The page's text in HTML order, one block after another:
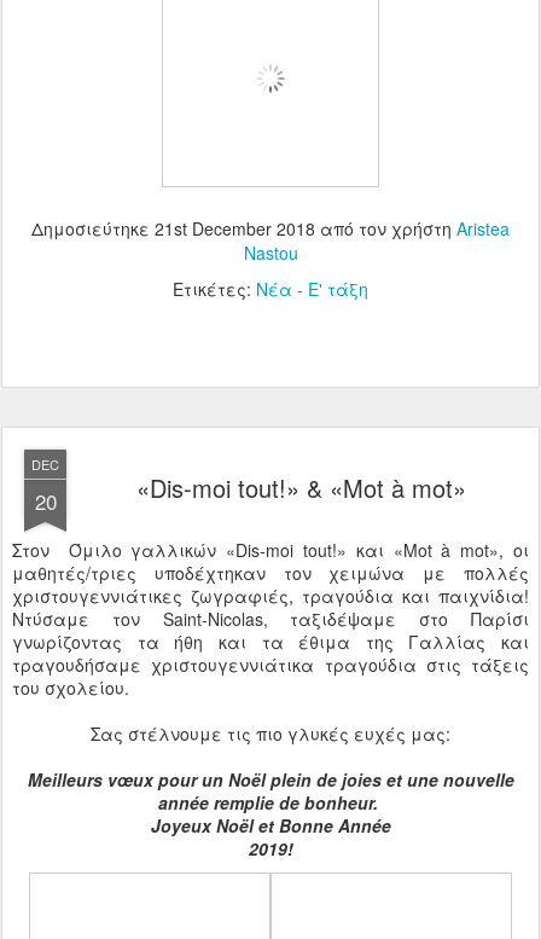
Δημοσιεύτηκε 21st December 2018 από τον χρήστη Aristea
Nastou
Ετικέτες: Νέα - Ε' τάξη
DEC
20 «Dis-moi tout!» & «Mot à mot»
Στον Όμιλο γαλλικών «Dis-moi tout!» και «Mot à mot», οι
μαθητές/τριες υποδέχτηκαν τον χειμώνα με πολλές
χριστουγεννιάτικες ζωγραφιές, τραγούδια και παιχνίδια!
Ντύσαμε τον Saint-Nicolas, ταξιδέψαμε στο Παρίσι
γνωρίζοντας τα ήθη και τα έθιμα της Γαλλίας και
τραγουδήσαμε χριστουγεννιάτικα τραγούδια στις τάξεις
του σχολείου.
Σας στέλνουμε τις πιο γλυκές ευχές μας:
Meilleurs vœux pour un Noël plein de joies et une nouvelle
année remplie de bonheur.
Joyeux Noël et Bonne Année
2019!